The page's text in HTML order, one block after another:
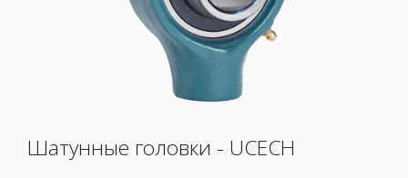
Шатунные головки - UCECH